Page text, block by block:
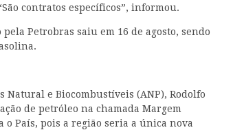
contratos específicos”, informou.
Petrobras saiu em 16 de agosto, sendo
Natural e Biocombustíveis (ANP), Rodolfo
de petróleo na chamada Margem
País, pois a região seria a única nova